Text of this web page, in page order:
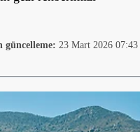
güncelleme: 23 Mart 2026 07:43